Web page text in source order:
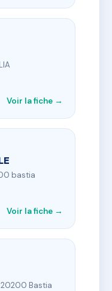
Voir la fiche →
bastia
Voir la fiche →
Bastia